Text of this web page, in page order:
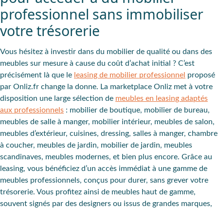
professionnel sans immobiliser
votre trésorerie
Vous hésitez à investir dans du mobilier de qualité ou dans des
meubles sur mesure à cause du coût d’achat initial ? C’est
précisément là que le leasing de mobilier professionnel proposé
par Onliz.fr change la donne. La marketplace Onliz met à votre
disposition une large sélection de meubles en leasing adaptés
aux professionnels : mobilier de boutique, mobilier de bureau,
meubles de salle à manger, mobilier intérieur, meubles de salon,
meubles d’extérieur, cuisines, dressing, salles à manger, chambre
à coucher, meubles de jardin, mobilier de jardin, meubles
scandinaves, meubles modernes, et bien plus encore. Grâce au
leasing, vous bénéficiez d’un accès immédiat à une gamme de
meubles professionnels, conçus pour durer, sans grever votre
trésorerie. Vous profitez ainsi de meubles haut de gamme,
souvent signés par des designers ou issus de grandes marques,